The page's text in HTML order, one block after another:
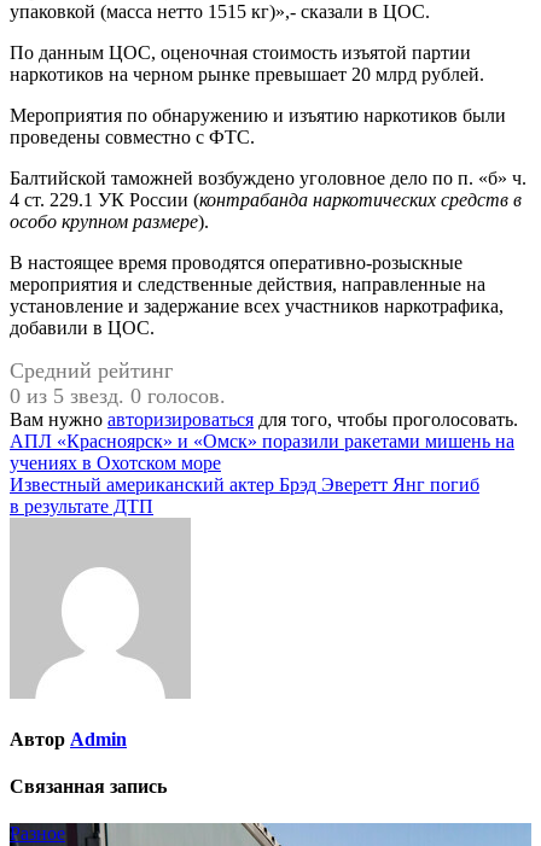
упаковкой (масса нетто 1515 кг)»,- сказали в ЦОС.
По данным ЦОС, оценочная стоимость изъятой партии
наркотиков на черном рынке превышает 20 млрд рублей.
Мероприятия по обнаружению и изъятию наркотиков были
проведены совместно с ФТС.
Балтийской таможней возбуждено уголовное дело по п. «б» ч.
4 ст. 229.1 УК России (контрабанда наркотических средств в
особо крупном размере).
В настоящее время проводятся оперативно-розыскные
мероприятия и следственные действия, направленные на
установление и задержание всех участников наркотрафика,
добавили в ЦОС.
Средний рейтинг
0 из 5 звезд. 0 голосов.
Вам нужно авторизироваться для того, чтобы проголосовать.
Навигация
по
записям
АПЛ «Красноярск» и «Омск» поразили ракетами мишень на
учениях в Охотском море
Известный американский актер Брэд Эверетт Янг погиб
в результате ДТП
Автор Admin
Связанная запись
Разное